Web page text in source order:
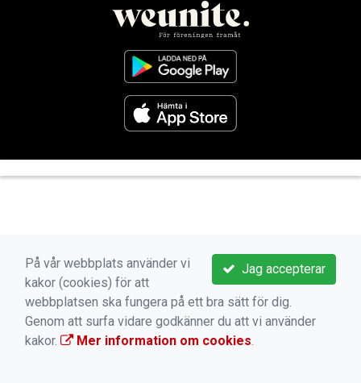
Jag accepterar
På vår webbplats använder vi
kakor (cookies) för att
webbplatsen ska fungera på ett bra sätt för dig.
Genom att surfa vidare godkänner du att vi använder
kakor.
Mer information om cookies.